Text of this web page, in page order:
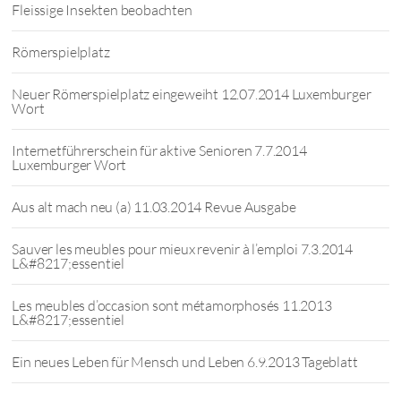
Fleissige Insekten beobachten
Römerspielplatz
Neuer Römerspielplatz eingeweiht 12.07.2014 Luxemburger
Wort
Internetführerschein für aktive Senioren 7.7.2014
Luxemburger Wort
Aus alt mach neu (a) 11.03.2014 Revue Ausgabe
Sauver les meubles pour mieux revenir à l’emploi 7.3.2014
L&#8217;essentiel
Les meubles d’occasion sont métamorphosés 11.2013
L&#8217;essentiel
Ein neues Leben für Mensch und Leben 6.9.2013 Tageblatt